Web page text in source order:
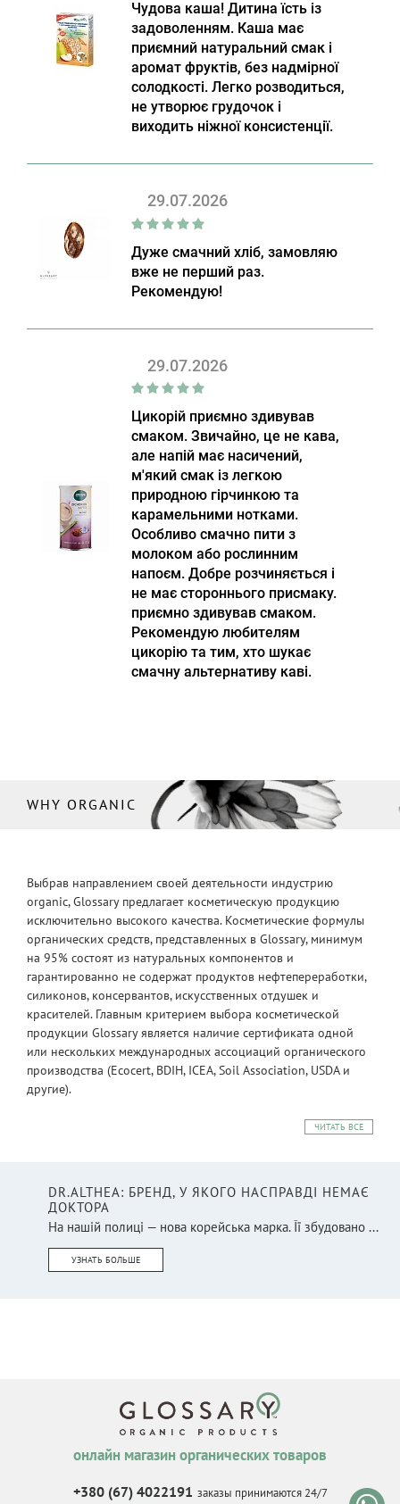
Чудова каша! Дитина їсть із
задоволенням. Каша має
приємний натуральний смак і
аромат фруктів, без надмірної
солодкості. Легко розводиться,
не утворює грудочок і
виходить ніжної консистенції.
29.07.2026
Дуже смачний хліб, замовляю
вже не перший раз.
Рекомендую!
29.07.2026
Цикорій приємно здивував
смаком. Звичайно, це не кава,
але напій має насичений,
м'який смак із легкою
природною гірчинкою та
карамельними нотками.
Особливо смачно пити з
молоком або рослинним
напоєм. Добре розчиняється і
не має стороннього присмаку.
приємно здивував смаком.
Рекомендую любителям
цикорію та тим, хто шукає
смачну альтернативу каві.
WHY ORGANIC
Выбрав направлением своей деятельности индустрию
organic, Glossary предлагает косметическую продукцию
исключительно высокого качества. Косметические формулы
органических средств, представленных в Glossary, минимум
на 95% состоят из натуральных компонентов и
гарантированно не содержат продуктов нефтепереработки,
силиконов, консервантов, искусственных отдушек и
красителей. Главным критерием выбора косметической
продукции Glossary является наличие сертификата одной
или нескольких международных ассоциаций органического
производства (Ecocert, BDIH, ICEA, Soil Association, USDA и
другие).
ЧИТАТЬ ВСЕ
DR.ALTHEA: БРЕНД, У ЯКОГО НАСПРАВДІ НЕМАЄ
ДОКТОРА
На нашій полиці — нова корейська марка. Її збудовано ...
УЗНАТЬ БОЛЬШЕ
онлайн магазин органических товаров
+380 (67) 4022191 заказы принимаются 24/7